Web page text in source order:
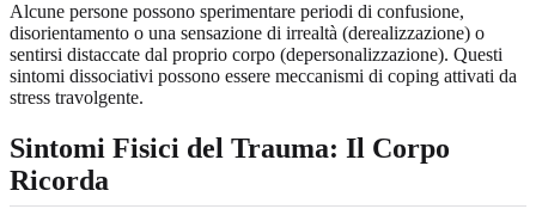
Alcune persone possono sperimentare periodi di confusione,
disorientamento o una sensazione di irrealtà (derealizzazione) o
sentirsi distaccate dal proprio corpo (depersonalizzazione). Questi
sintomi dissociativi possono essere meccanismi di coping attivati da
stress travolgente.
Sintomi Fisici del Trauma: Il Corpo
Ricorda